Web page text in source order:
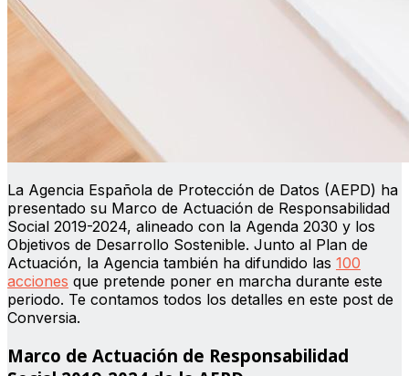
La Agencia Española de Protección de Datos (AEPD) ha
presentado su Marco de Actuación de Responsabilidad
Social 2019-2024, alineado con la Agenda 2030 y los
Objetivos de Desarrollo Sostenible. Junto al Plan de
Actuación, la Agencia también ha difundido las 100
acciones que pretende poner en marcha durante este
periodo. Te contamos todos los detalles en este post de
Conversia.
Marco de Actuación de Responsabilidad